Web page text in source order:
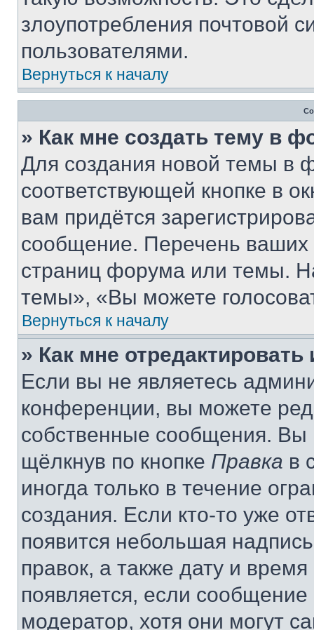
злоупотребления почтовой
пользователями.
Вернуться к началу
» Как мне создать тему в
Для создания новой темы в
соответствующей кнопке в
вам придётся
сообщение. Перечень ваших
страниц форума или темы.
темы», «Вы можете
Вернуться к началу
» Как мне
Если вы не являетесь
конференции, вы можете
собственные сообщения. Вы
щёлкнув по кнопке Правка в
иногда только в течение
создания. Если кто-то уже
появится небольшая
правок, а также дату и
появляется, если
модератор, хотя они могут